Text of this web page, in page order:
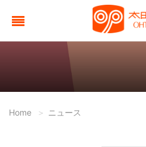
Home ニュース